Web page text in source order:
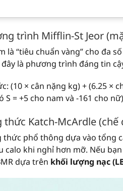
trình Mifflin-St Jeor
là “tiêu chuẩn vàng” cho đa
là phương trình đáng tin
(10 × cân nặng kg) + (6.25 ×
S = +5 cho nam và -161 cho
thức Katch-McArdle
thức phổ thông dựa vào tổng
calo khi nghỉ hơn mỡ. Nếu
dựa trên khối lượng nạc